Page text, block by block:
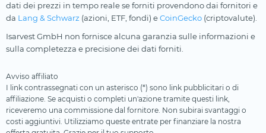
dati dei prezzi in tempo reale se forniti provendono dai fornitori e
da Lang & Schwarz (azioni, ETF, fondi) eCoinGecko (criptovalute).
Isarvest GmbH non fornisce alcuna garanzia sulle informazioni e
sulla completezza e precisione dei dati forniti.
Avviso affiliato
I link contrassegnati con un asterisco (*) sono link pubblicitari o di
affiliazione. Se acquisti o completi un'azione tramite questi link,
riceveremo una commissione dal fornitore. Non subirai svantaggi o
costi aggiuntivi. Utilizziamo queste entrate per finanziare la nostra